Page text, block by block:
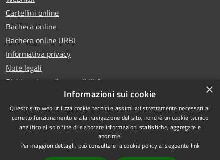
Cartellini online
Bacheca online
Bacheca online URBI
Informativa privacy
Note legali
Dichiarazione di accessibilità
RSS
Accessibilità
Copyright © 2025 Comune di
Ariano Irpino
×
Informazioni sui cookie
Questo sito web utilizza cookie tecnici e assimilati strettamente necessari al
corretto funzionamento e alla navigazione del sito, nonché un cookie tecnico
analitico al solo fine di elaborare informazioni statistiche, aggregate e
anonime.
Per maggiori dettagli, può consultare la cookie policy al seguente link